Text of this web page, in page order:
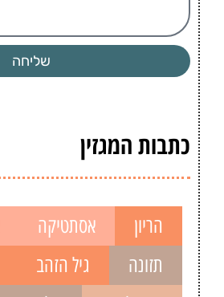
שליחה
כתבות המגזין
הריון אסתטיקה
תזונה
גיל הזהב